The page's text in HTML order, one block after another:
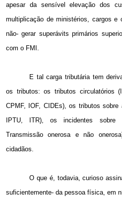
apesar da sensível elevação dos
multiplicação de ministérios, cargos e
não- gerar superávits primários
com o FMI.
E tal carga tributária tem
os tributos: os tributos circulatórios
CPMF, IOF, CIDEs), os tributos
IPTU, ITR), os incidentes sobre
Transmissão onerosa e não
cidadãos.
O que é, todavia, curioso
suficientemente- da pessoa física, em